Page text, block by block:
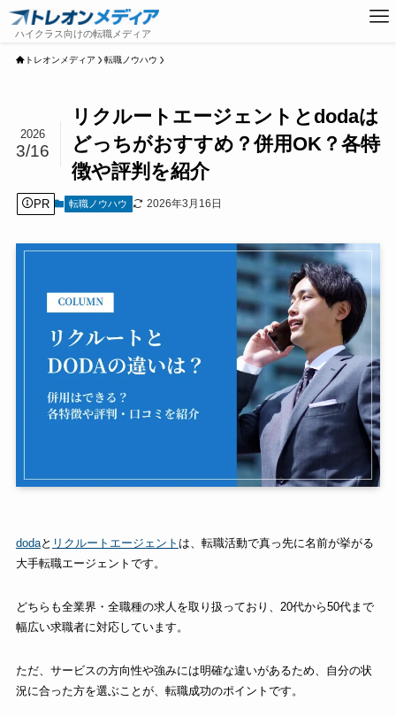
トレオンメディア 転職ノウハウ
リクルートエージェントとdodaは
どっちがおすすめ？併用OK？各特
徴や評判を紹介
2026
3/16
PR 転職ノウハウ 2026年3月16日
dodaと リクルートエージェント は、転職活動で真っ先に名前が挙がる
大手転職エージェントです。
どちらも全業界・全職種の求人を取り扱っており、20代から50代まで
幅広い求職者に対応しています。
ただ、サービスの方向性や強みには明確な違いがあるため、自分の状
況に合った方を選ぶことが、転職成功のポイントです。